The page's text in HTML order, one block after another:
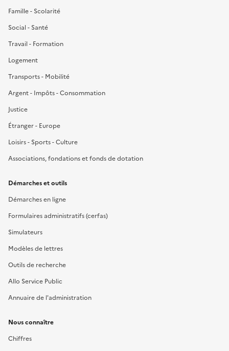
Famille - Scolarité
Social - Santé
Travail - Formation
Logement
Transports - Mobilité
Argent - Impôts - Consommation
Justice
Étranger - Europe
Loisirs - Sports - Culture
Associations, fondations et fonds de dotation
Démarches et outils
Démarches en ligne
Formulaires administratifs (cerfas)
Simulateurs
Modèles de lettres
Outils de recherche
Allo Service Public
Annuaire de l'administration
Nous connaître
Chiffres